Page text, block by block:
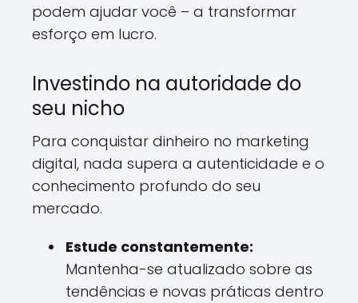
podem ajudar você – a transformar
esforço em lucro.
Investindo na autoridade do
seu nicho
Para conquistar dinheiro no marketing
digital, nada supera a autenticidade e o
conhecimento profundo do seu
mercado.
Estude constantemente:
Mantenha-se atualizado sobre as
tendências e novas práticas dentro